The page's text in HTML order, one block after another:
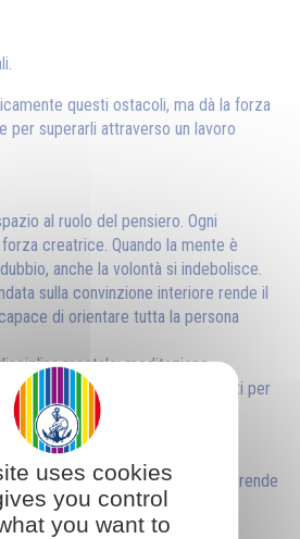
questi ostacoli, ma dà la forza
per superarli attraverso un lavoro
al ruolo del pensiero. Ogni
creatrice. Quando la mente è
anche la volontà si indebolisce.
sulla convinzione interiore rende il
di orientare tutta la persona
mentale: meditazione,
e contemplazione sono strumenti per
sforzo personale. Al contrario, lo rende
uses cookies
you control
you want to